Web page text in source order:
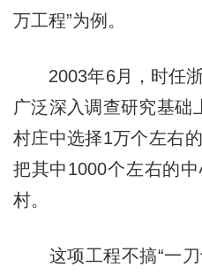
万工程”为例。
2003年6月，时任浙
广泛深入调查研究基础
村庄中选择1万个左右
把其中1000个左右的
村。
这项工程不搞“一刀